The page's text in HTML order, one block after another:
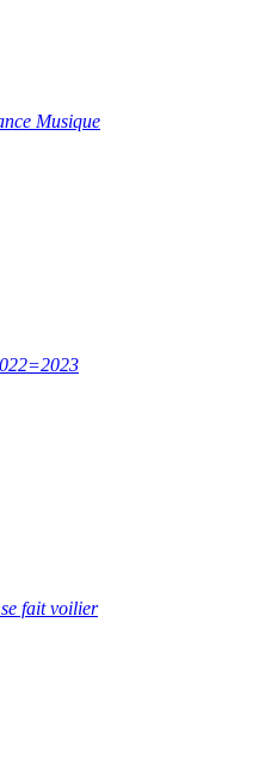
Musique
fait voilier